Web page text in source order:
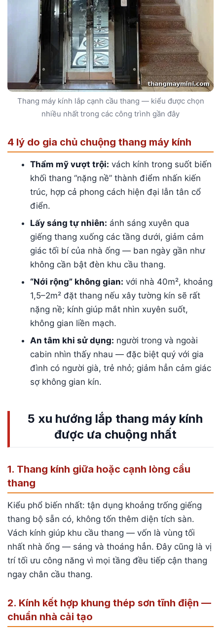
Thang máy kính lắp cạnh cầu thang — kiểu được chọn
nhiều nhất trong các công trình gần đây
4 lý do gia chủ chuộng thang máy kính
Thẩm mỹ vượt trội: vách kính trong suốt biến
khối thang “nặng nề” thành điểm nhấn kiến
trúc, hợp cả phong cách hiện đại lẫn tân cổ
điển.
Lấy sáng tự nhiên: ánh sáng xuyên qua
giếng thang xuống các tầng dưới, giảm cảm
giác tối bí của nhà ống — ban ngày gần như
không cần bật đèn khu cầu thang.
“Nới rộng” không gian: với nhà 40m², khoảng
1,5–2m² đặt thang nếu xây tường kín sẽ rất
nặng nề; kính giúp mắt nhìn xuyên suốt,
không gian liền mạch.
An tâm khi sử dụng: người trong và ngoài
cabin nhìn thấy nhau — đặc biệt quý với gia
đình có người già, trẻ nhỏ; giảm hẳn cảm giác
sợ không gian kín.
5 xu hướng lắp thang máy kính
được ưa chuộng nhất
1. Thang kính giữa hoặc cạnh lòng cầu
thang
Kiểu phổ biến nhất: tận dụng khoảng trống giếng
thang bộ sẵn có, không tốn thêm diện tích sàn.
Vách kính giúp khu cầu thang — vốn là vùng tối
nhất nhà ống — sáng và thoáng hẳn. Đây cũng là vị
trí tối ưu công năng vì mọi tầng đều tiếp cận thang
ngay chân cầu thang.
2. Kính kết hợp khung thép sơn tĩnh điện —
chuẩn nhà cải tạo